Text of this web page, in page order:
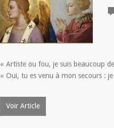
« Artiste ou fou, je suis beaucoup
« Oui, tu es venu à mon secours :
Voir Article